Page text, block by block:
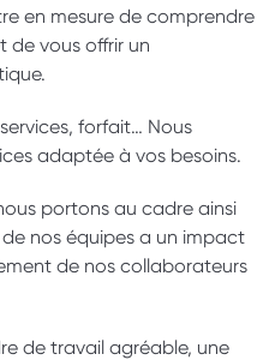
en mesure de comprendre
de vous offrir un
forfait… Nous
adaptée à vos besoins.
portons au cadre ainsi
nos équipes a un impact
de nos collaborateurs
de travail agréable, une